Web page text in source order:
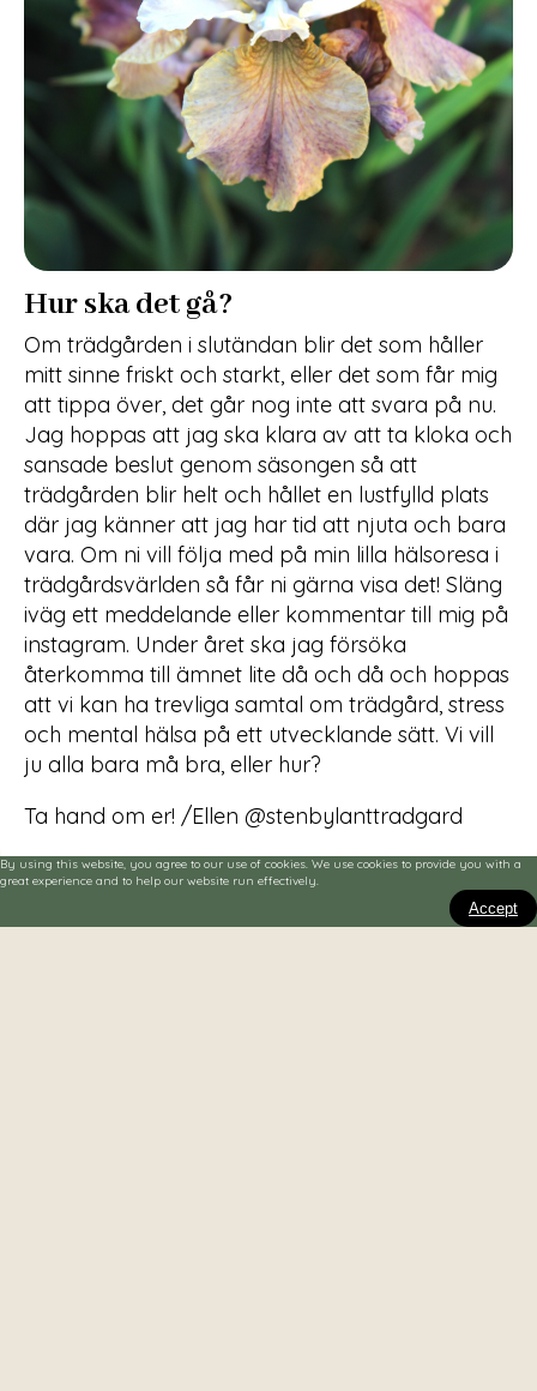
Hur ska det gå?
Om trädgården i slutändan blir det som håller
mitt sinne friskt och starkt, eller det som får mig
att tippa över, det går nog inte att svara på nu.
Jag hoppas att jag ska klara av att ta kloka och
sansade beslut genom säsongen så att
trädgården blir helt och hållet en lustfylld plats
där jag känner att jag har tid att njuta och bara
vara. Om ni vill följa med på min lilla hälsoresa i
trädgårdsvärlden så får ni gärna visa det! Släng
iväg ett meddelande eller kommentar till mig på
instagram. Under året ska jag försöka
återkomma till ämnet lite då och då och hoppas
att vi kan ha trevliga samtal om trädgård, stress
och mental hälsa på ett utvecklande sätt. Vi vill
ju alla bara må bra, eller hur?
Ta hand om er! /Ellen @stenbylanttradgard
By using this website, you agree to our use of cookies. We use cookies to provide you with a
great experience and to help our website run effectively.
Accept